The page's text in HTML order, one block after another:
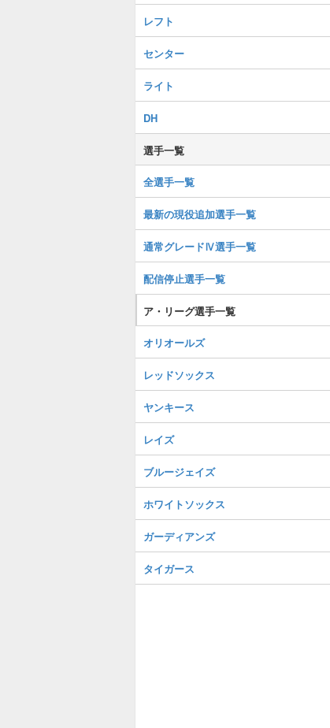
レフト
センター
ライト
DH
選手一覧
全選手一覧
最新の現役追加選手一覧
通常グレードⅣ選手一覧
配信停止選手一覧
ア・リーグ選手一覧
オリオールズ
レッドソックス
ヤンキース
レイズ
ブルージェイズ
ホワイトソックス
ガーディアンズ
タイガース